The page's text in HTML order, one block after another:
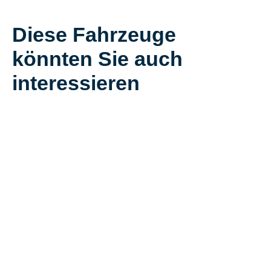
Diese Fahrzeuge
könnten Sie auch
interessieren